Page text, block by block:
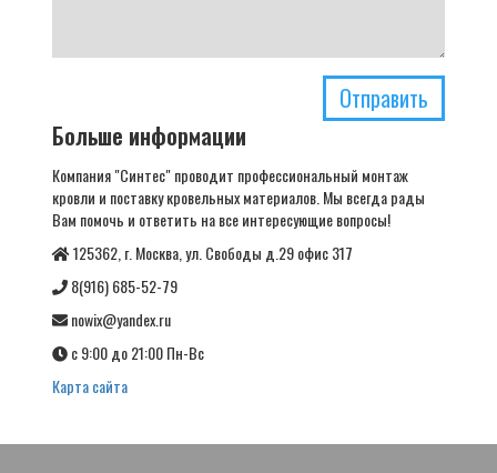
Отправить
Больше информации
Компания "Синтес" проводит профессиональный монтаж
кровли и поставку кровельных материалов. Мы всегда рады
Вам помочь и ответить на все интересующие вопросы!
125362, г. Москва, ул. Свободы д.29 офис 317
8(916) 685-52-79
nowix@yandex.ru
с 9:00 до 21:00 Пн-Вс
Карта сайта